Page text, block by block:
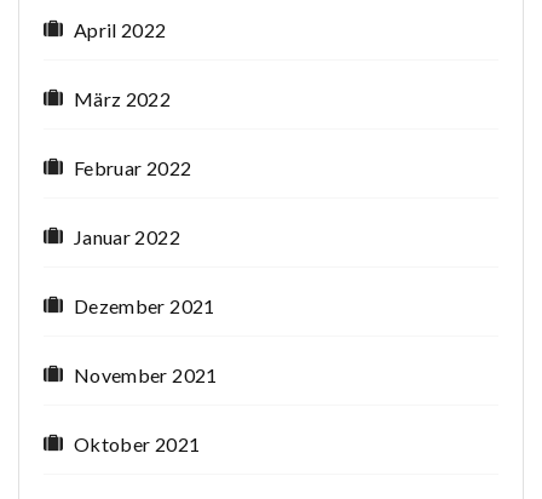
April 2022
März 2022
Februar 2022
Januar 2022
Dezember 2021
November 2021
Oktober 2021